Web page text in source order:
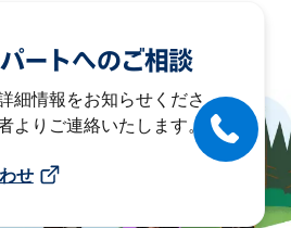
ートへのご相談
細情報をお知らせくださ
よりご連絡いたします。
せ